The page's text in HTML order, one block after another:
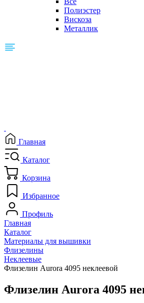
Полиэстер
Вискоза
Металлик
Главная
Каталог
Корзина
Избранное
Профиль
Главная
Каталог
Материалы для вышивки
Флизелины
Неклеевые
Флизелин Aurora 4095 неклеевой
Флизелин Aurora 4095